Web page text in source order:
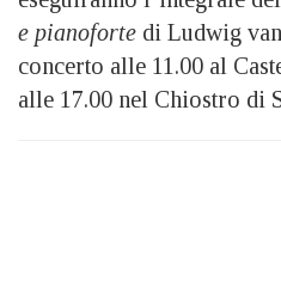
e pianoforte di Ludwig
concerto alle 11.00 al
alle 17.00 nel Chiostro di